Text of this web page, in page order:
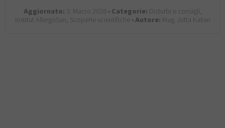
Aggiornato: 3. Marzo 2026 •Categorie: Disturbi e consigli,
Institut AllergoSan, Scoperte scientifiche •Autore: Mag. Jutta Kalian